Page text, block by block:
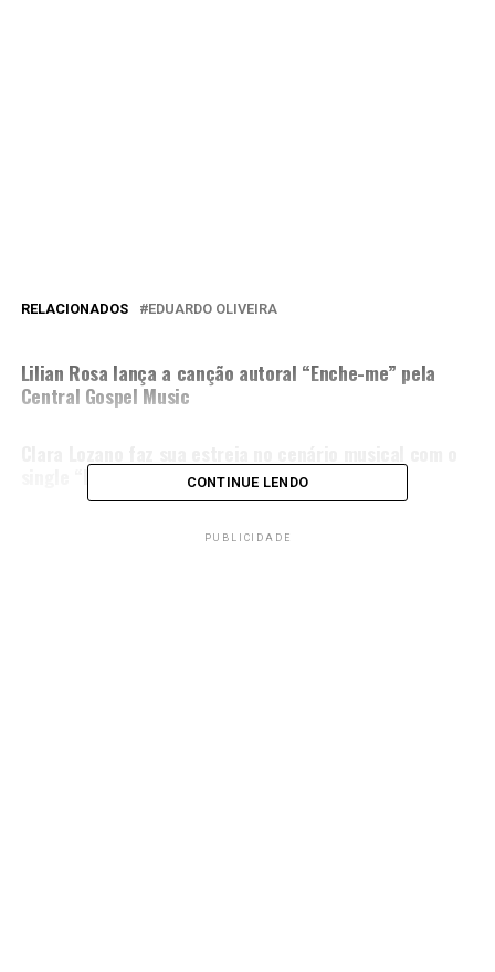
RELACIONADOS EDUARDO OLIVEIRA
Lilian Rosa lança a canção autoral “Enche-me” pela
Central Gospel Music
single “Livres Pela Graça”CONTINUE LENDO
PUBLICIDADE